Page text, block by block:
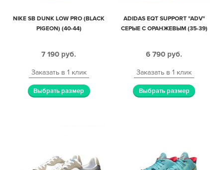
NIKE SB DUNK LOW PRO (BLACK
PIGEON) (40-44)
7 190 руб.
Заказать в 1 клик
Выбрать размер
ADIDAS EQT SUPPORT "ADV"
СЕРЫЕ С ОРАНЖЕВЫМ (35-39)
6 790 руб.
Заказать в 1 клик
Выбрать размер